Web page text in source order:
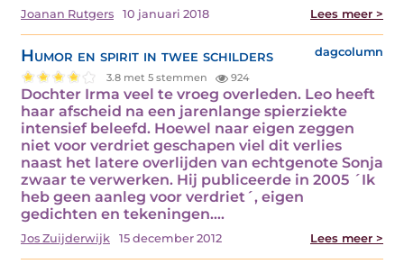
Joanan Rutgers 10 januari 2018 Lees meer >
Humor en spirit in twee schilders dagcolumn
3.8 met 5 stemmen 924
Dochter Irma veel te vroeg overleden. Leo heeft
haar afscheid na een jarenlange spierziekte
intensief beleefd. Hoewel naar eigen zeggen
niet voor verdriet geschapen viel dit verlies
naast het latere overlijden van echtgenote Sonja
zwaar te verwerken. Hij publiceerde in 2005 ´Ik
heb geen aanleg voor verdriet´, eigen
gedichten en tekeningen.…
Jos Zuijderwijk 15 december 2012 Lees meer >